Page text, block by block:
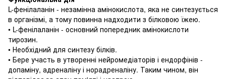
L-фенілаланін - незамінна амінокислота, яка не синтезується
в організмі, а тому повинна надходити з білковою їжею.
• L-фенілаланін - основний попередник амінокислоти
тирозин.
• Необхідний для синтезу білків.
• Бере участь в утворенні нейромедіаторів і ендорфінів -
допаміну, адреналіну і норадреналіну. Таким чином, він